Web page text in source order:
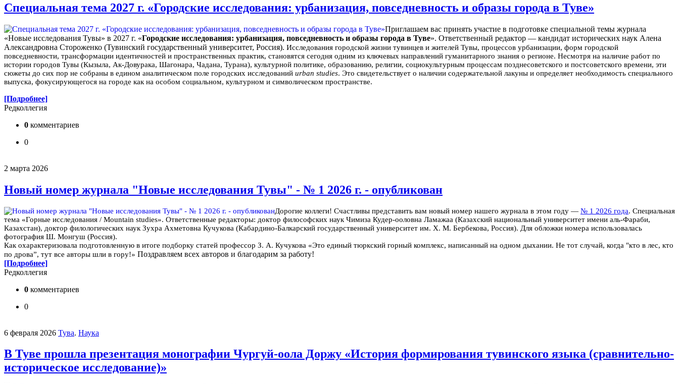
Специальная тема 2027 г. «Городские исследования: урбанизация, повседневность и образы города в Туве»
Приглашаем вас принять участие в подготовке специальной темы журнала
«Новые исследования Тувы» в 2027 г. «Городские исследования: урбанизация, повседневность и образы города в Туве». Ответственный редактор — кандидат исторических наук Алена
Александровна Стороженко (Тувинский государственный университет, Россия). Исследования городской жизни тувинцев и жителей Тувы, процессов урбанизации, форм городской
повседневности, трансформации идентичностей и пространственных практик, становятся сегодня одним из ключевых направлений гуманитарного знания о регионе. Несмотря на наличие работ по
истории городов Тувы (Кызыла, Ак-Довурака, Шагонара, Чадана, Турана), культурной политике, образованию, религии, социокультурным процессам позднесоветского и постсоветского времени, эти
сюжеты до сих пор не собраны в едином аналитическом поле городских исследований urban studies. Это свидетельствует о наличии содержательной лакуны и определяет необходимость специального
выпуска, фокусирующегося на городе как на особом социальном, культурном и символическом пространстве.
[Подробнее]
Редколлегия
0 комментариев
0
2 марта 2026
Новый номер журнала "Новые исследования Тувы" - № 1 2026 г. - опубликован
Дорогие коллеги! Счастливы представить вам новый номер нашего журнала в этом году — № 1 2026 года. Специальная
тема «Горные исследования / Mountain studies». Ответственные редакторы: доктор философских наук Чимиза Кудер-ооловна Ламажаа (Казахский национальный университет имени аль-Фараби,
Казахстан), доктор филологических наук Зухра Ахметовна Кучукова (Кабардино-Балкарский государственный университет им. Х. М. Бербекова, Россия). Для обложки номера использовалась
фотография Ш. Монгуш (Россия).
Как охарактеризовала подготовленную в итоге подборку статей профессор З. А. Кучукова «Это единый тюркский горный комплекс, написанный на одном дыхании. Не тот случай, когда "кто в лес, кто
по дрова”, тут все авторы шли в гору!» Поздравляем всех авторов и благодарим за работу!
[Подробнее]
Редколлегия
0 комментариев
0
6 февраля 2026 Тува. Наука
В Туве прошла презентация монографии Чургуй-оола Доржу «История формирования тувинского языка (сравнительно-
историческое исследование)»